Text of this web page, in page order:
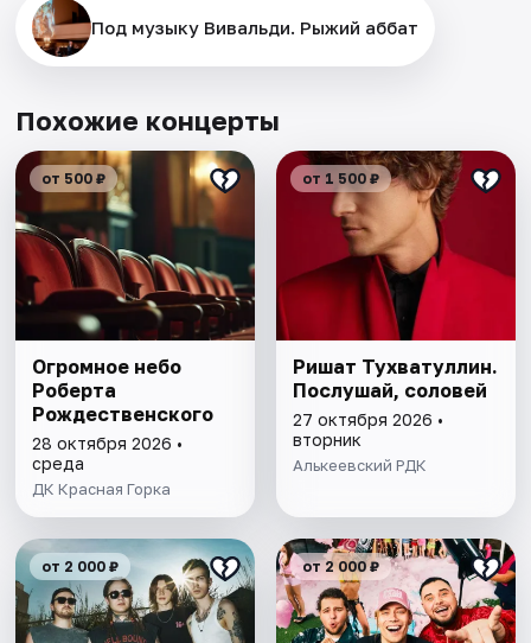
Под музыку Вивальди. Рыжий аббат
Похожие концерты
от 500 ₽
Огромное небо
Роберта
Рождественского
28 октября 2026 •
среда
ДК Красная Горка
от 1 500 ₽
Ришат Тухватуллин.
Послушай, соловей
27 октября 2026 •
вторник
Алькеевский РДК
от 2 000 ₽ от 2 000 ₽